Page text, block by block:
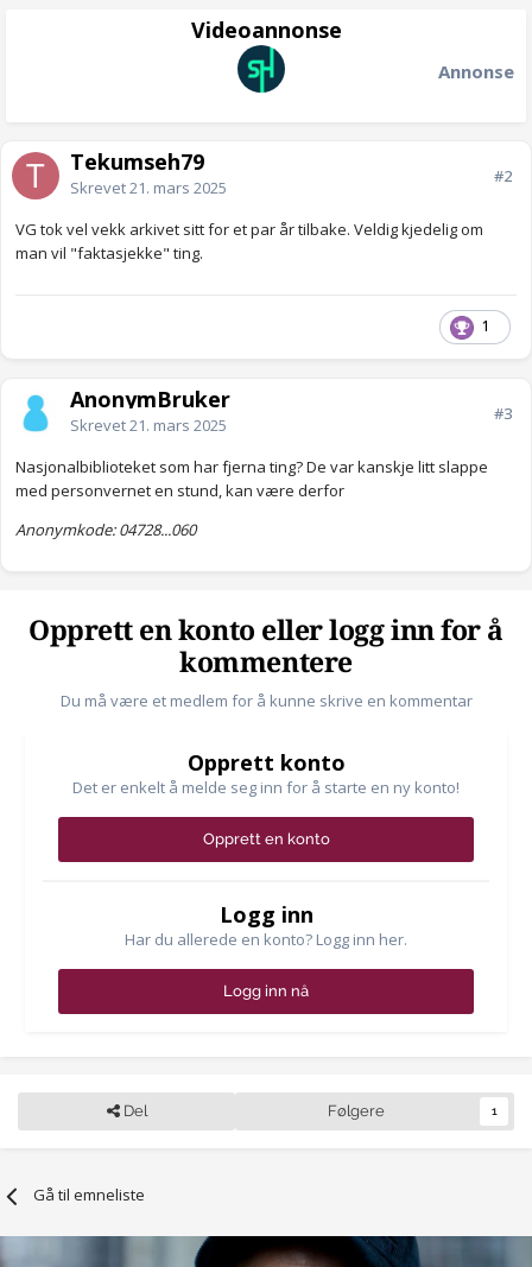
Videoannonse
Annonse
Tekumseh79
Skrevet21. mars 2025
#2
VG tok vel vekk arkivet sitt for et par år tilbake. Veldig kjedelig om
man vil "faktasjekke" ting.
1
AnonymBruker
Skrevet21. mars 2025
#3
Nasjonalbiblioteket som har fjerna ting? De var kanskje litt slappe
med personvernet en stund, kan være derfor
Anonymkode: 04728...060
Opprett en konto eller logg inn for å
kommentere
Du må være et medlem for å kunne skrive en kommentar
Opprett konto
Det er enkelt å melde seg inn for å starte en ny konto!
Opprett en konto
Logg inn
Har du allerede en konto? Logg inn her.
Logg inn nå
Del Følgere 1
Gå til emneliste